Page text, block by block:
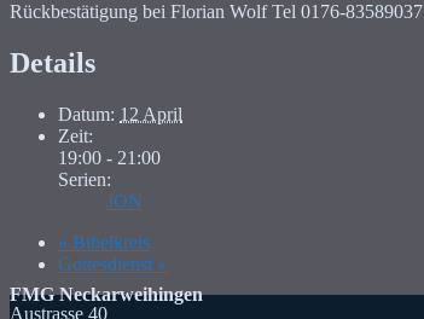
Rückbestätigung bei Florian Wolf Tel 0176-83589037
Details
Datum: 12 April
Zeit:
19:00 - 21:00
Serien:
JON
« Bibelkreis
Gottesdienst »
FMG Neckarweihingen
Austrasse 40